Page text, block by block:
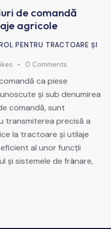
de comandă
agricole
PENTRU TRACTOARE ȘI
0 Comments
ca piese
și sub denumirea
comandă, sunt
transmiterea precisă a
la tractoare și utilaje
al unor funcții
și sistemele de frânare,